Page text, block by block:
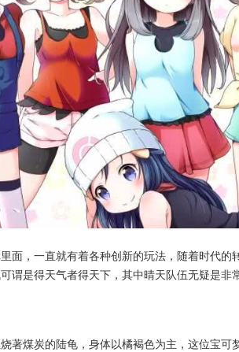
面，一直就有着各种创新的玩法，随着时代
谓是得天气者得天下，其中晴天队伍无疑是
著煤炭的陆龟，身体以橘褐色为主，这位宝